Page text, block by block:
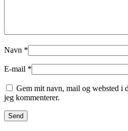
Navn *
E-mail *
Gem mit navn, mail og websted i
jeg kommenterer.